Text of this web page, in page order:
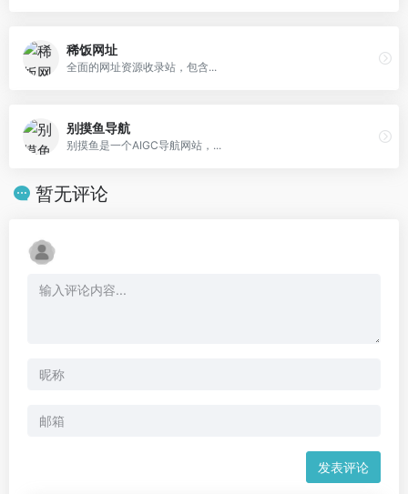
稀饭网址
全面的网址资源收录站，包含...
别摸鱼导航
别摸鱼是一个AIGC导航网站，...
暂无评论
发表评论